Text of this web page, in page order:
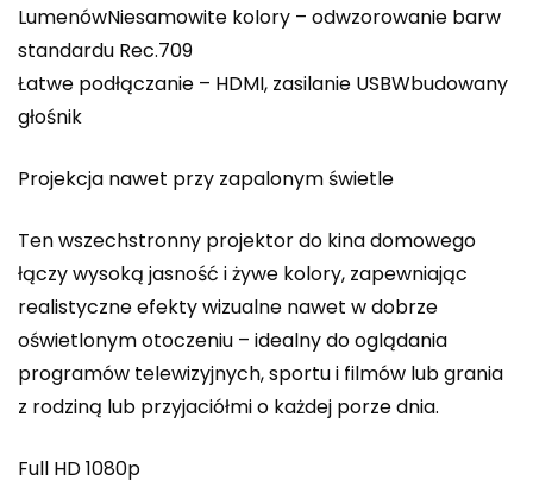
LumenówNiesamowite kolory – odwzorowanie barw
standardu Rec.709
Łatwe podłączanie – HDMI, zasilanie USBWbudowany
głośnik
Projekcja nawet przy zapalonym świetle
Ten wszechstronny projektor do kina domowego
łączy wysoką jasność i żywe kolory, zapewniając
realistyczne efekty wizualne nawet w dobrze
oświetlonym otoczeniu – idealny do oglądania
programów telewizyjnych, sportu i filmów lub grania
z rodziną lub przyjaciółmi o każdej porze dnia.
Full HD 1080p